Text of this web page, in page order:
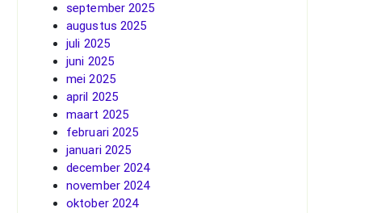
september 2025
augustus 2025
juli 2025
juni 2025
mei 2025
april 2025
maart 2025
februari 2025
januari 2025
december 2024
november 2024
oktober 2024